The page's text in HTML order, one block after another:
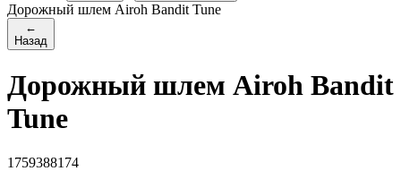
Дорожный шлем Airoh Bandit Tune
←
Назад
Дорожный шлем Airoh Bandit
Tune
1759388174